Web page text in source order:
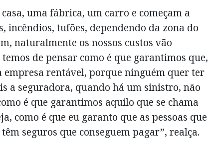
uma fábrica, um carro e começam a
incêndios, tufões, dependendo da zona do
naturalmente os nossos custos vão
de pensar como é que garantimos que,
empresa rentável, porque ninguém quer ter
a seguradora, quando há um sinistro, não
é que garantimos aquilo que se chama
como é que eu garanto que as pessoas que
seguros que conseguem pagar”, realça.